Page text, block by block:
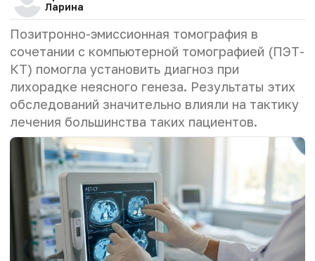
Ларина
Позитронно-эмиссионная томография в
сочетании с компьютерной томографией (ПЭТ-
КТ) помогла установить диагноз при
лихорадке неясного генеза. Результаты этих
обследований значительно влияли на тактику
лечения большинства таких пациентов.